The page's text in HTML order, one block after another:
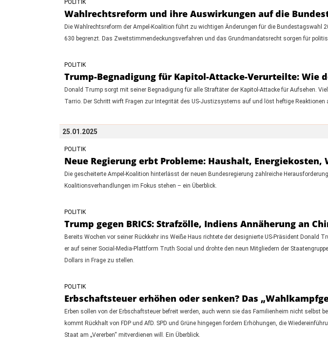
POLITIK
Wahlrechtsreform und ihre Auswirkungen auf die
Die Wahlrechtsreform der Ampel-Koalition führt zu wichtigen Änderungen für die Bundestagswahl
630 begrenzt. Das Zweitstimmendeckungsverfahren und das Grundmandatsrecht sorgen für
POLITIK
Trump-Begnadigung für Kapitol-Attacke-Verurteilte: Wie
Donald Trump sorgt mit seiner Begnadigung für alle Straftäter der Kapitol-Attacke für Aufsehen.
Tarrio. Der Schritt wirft Fragen zur Integrität des US-Justizsystems auf und löst heftige Reaktionen
25.01.2025
POLITIK
Neue Regierung erbt Probleme: Haushalt,
Die gescheiterte Ampel-Koalition hinterlässt der neuen Bundesregierung zahlreiche
Koalitionsverhandlungen im Fokus stehen – ein Überblick.
POLITIK
Trump gegen BRICS: Strafzölle, Indiens Annäherung an
Bereits Wochen vor seiner Rückkehr ins Weiße Haus richtete der designierte US-Präsident Donald
er auf seiner Social-Media-Plattform Truth Social und drohte den neun Mitgliedern der
Dollars in Frage zu stellen.
POLITIK
Erbschaftsteuer erhöhen oder senken? Das
Erben sollen von der Erbschaftsteuer befreit werden, auch wenn sie das Familienheim nicht selbst
kommt Rückhalt von FDP und AfD. SPD und Grüne hingegen fordern Erhöhungen, die
Staat am „Vererben“ mitverdienen will. Ein Überblick.